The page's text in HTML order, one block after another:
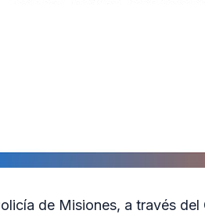
de Misiones, a través